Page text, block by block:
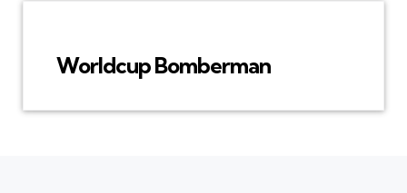
Worldcup Bomberman